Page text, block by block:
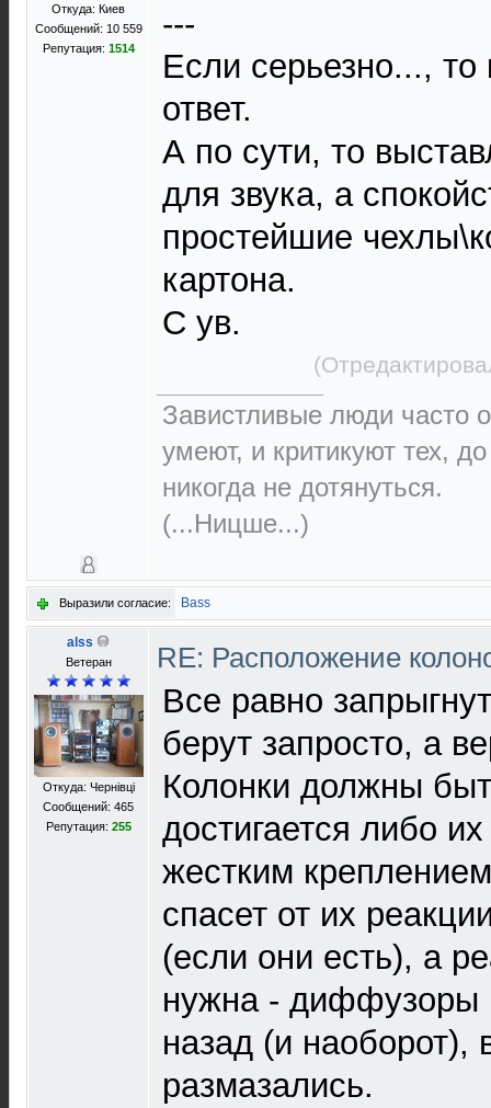
Откуда: Киев
Сообщений: 10 559
Репутация: 1514
---
Если серьезно..., то
ответ.
А по сути, то
для звука, а
простейшие
картона.
С ув.
Завистливые люди часто
умеют, и критикуют тех,
никогда не дотянуться.
(...Ницше...)
Выразили согласие: Bass
alss
Ветеран
Откуда: Чернівці
Сообщений: 465
Репутация: 255
RE: Расположение
Все равно
берут запросто, а
Колонки должны
достигается либо
жестким
спасет от их
(если они есть), а
нужна - диффузоры
назад (и наоборот),
размазались.